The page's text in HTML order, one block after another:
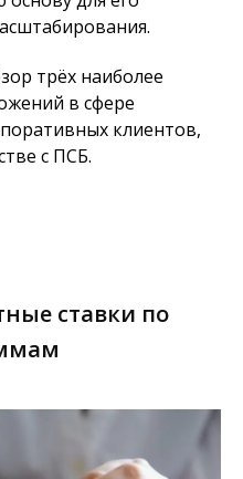
трёх наиболее
в сфере
клиентов,
с ПСБ.
ставки по